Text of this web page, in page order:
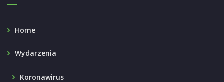
Home
Wydarzenia
Koronawirus